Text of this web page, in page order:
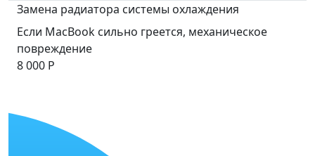
Замена радиатора системы охлаждения
Если MacBook сильно греется, механическое
повреждение
8 000 Р